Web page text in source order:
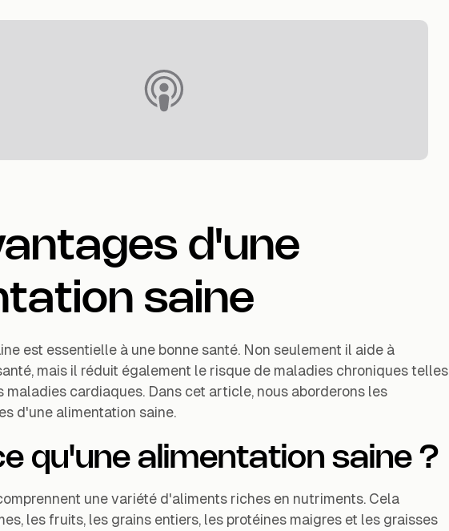
d'une
saine
est essentielle à une bonne santé. Non seulement il aide à
mais il réduit également le risque de maladies chroniques telles
maladies cardiaques. Dans cet article, nous aborderons les
d'une alimentation saine.
qu'une alimentation saine ?
une variété d'aliments riches en nutriments. Cela
les fruits, les grains entiers, les protéines maigres et les graisses